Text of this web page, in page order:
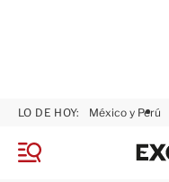
M
LO DE HOY: México y Perú